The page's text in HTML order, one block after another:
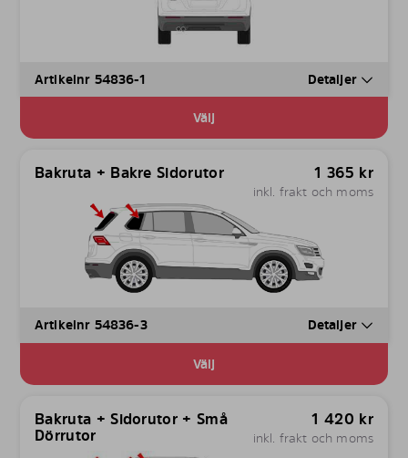
Artikelnr 54836-1 Detaljer
Välj
Bakruta + Bakre Sidorutor 1 365 kr
inkl. frakt och moms
Artikelnr 54836-3 Detaljer
Välj
Bakruta + Sidorutor + Små
Dörrutor
1 420 kr
inkl. frakt och moms